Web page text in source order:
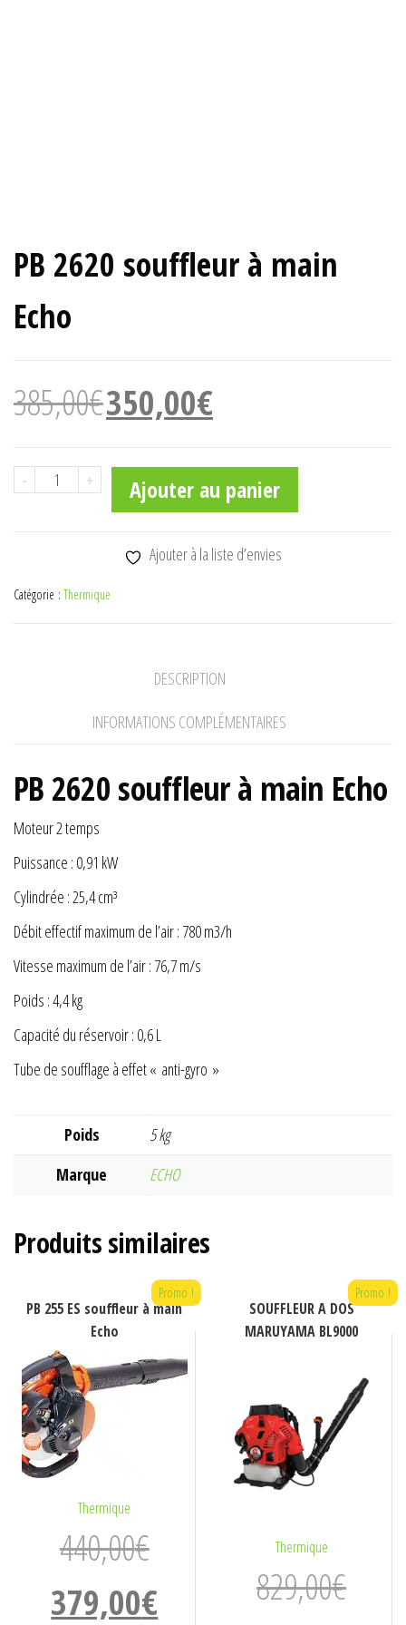
PB 2620 souffleur à main
Echo
385,00€ Le
prix
était :
385,00€.
350,00€Le
prix
est :
350,00€.
-
quantité
à
+ Ajouter au panier
Ajouter à la liste d’envies
Catégorie : Thermique
DESCRIPTION
INFORMATIONS COMPLÉMENTAIRES
PB 2620 souffleur à main Echo
Moteur 2 temps
Puissance : 0,91 kW
Cylindrée : 25,4 cm³
Débit effectif maximum de l’air : 780 m3/h
Vitesse maximum de l’air : 76,7 m/s
Poids : 4,4 kg
Capacité du réservoir : 0,6 L
Tube de soufflage à effet « anti-gyro »
Poids
5 kg
Marque
ECHO
Produits similaires
Promo !
PB 255 ES souffleur à main
Echo
Thermique
440,00€
Le
prix
379,00€Le
prix
Promo !
SOUFFLEUR A DOS
MARUYAMA BL9000
Thermique
829,00€